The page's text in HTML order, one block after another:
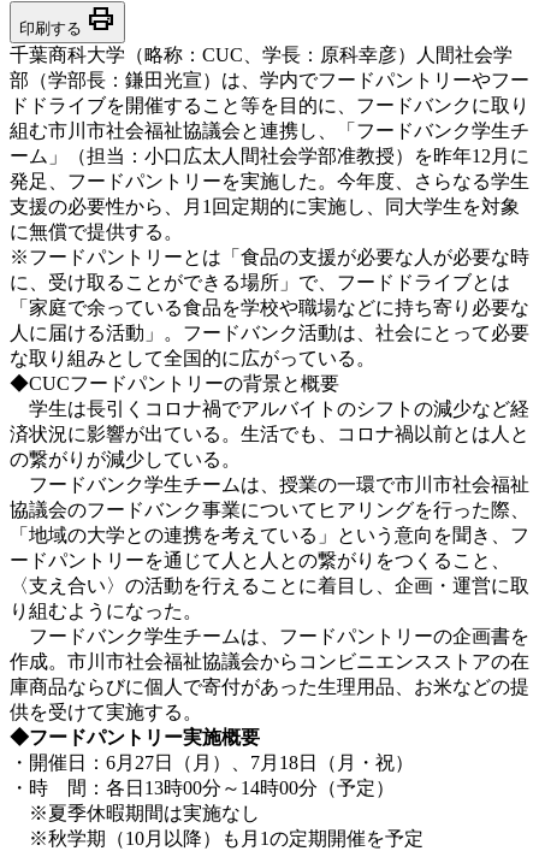
印刷する print
千葉商科大学（略称：CUC、学長：原科幸彦）人間社会学
部（学部長：鎌田光宣）は、学内でフードパントリーやフー
ドドライブを開催すること等を目的に、フードバンクに取り
組む市川市社会福祉協議会と連携し、「フードバンク学生チ
ーム」（担当：小口広太人間社会学部准教授）を昨年12月に
発足、フードパントリーを実施した。今年度、さらなる学生
支援の必要性から、月1回定期的に実施し、同大学生を対象
に無償で提供する。
※フードパントリーとは「食品の支援が必要な人が必要な時
に、受け取ることができる場所」で、フードドライブとは
「家庭で余っている食品を学校や職場などに持ち寄り必要な
人に届ける活動」。フードバンク活動は、社会にとって必要
な取り組みとして全国的に広がっている。
◆CUCフードパントリーの背景と概要
学生は長引くコロナ禍でアルバイトのシフトの減少など経
済状況に影響が出ている。生活でも、コロナ禍以前とは人と
の繋がりが減少している。
フードバンク学生チームは、授業の一環で市川市社会福祉
協議会のフードバンク事業についてヒアリングを行った際、
「地域の大学との連携を考えている」という意向を聞き、フ
ードパントリーを通じて人と人との繋がりをつくること、
〈支え合い〉の活動を行えることに着目し、企画・運営に取
り組むようになった。
フードバンク学生チームは、フードパントリーの企画書を
作成。市川市社会福祉協議会からコンビニエンスストアの在
庫商品ならびに個人で寄付があった生理用品、お米などの提
供を受けて実施する。
◆フードパントリー実施概要
・開催日：6月27日（月）、7月18日（月・祝）
・時 間：各日13時00分～14時00分（予定）
※夏季休暇期間は実施なし
※秋学期（10月以降）も月1の定期開催を予定